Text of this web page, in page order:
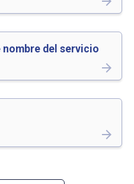
del servicio
arrow_forward
arrow_forward